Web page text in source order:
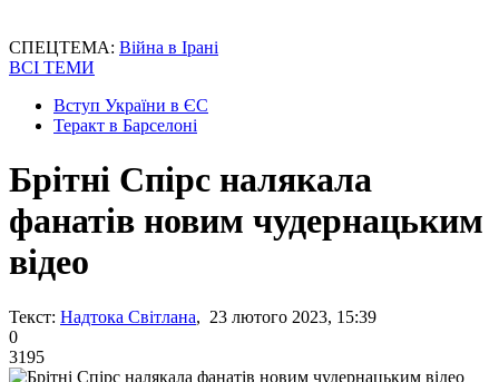
СПЕЦТЕМА: Війна в Ірані
ВСІ ТЕМИ
Вступ України в ЄС
Теракт в Барселоні
Брітні Спірс налякала
фанатів новим чудернацьким
відео
Текст: Надтока Світлана, 23 лютого 2023, 15:39
0
3195